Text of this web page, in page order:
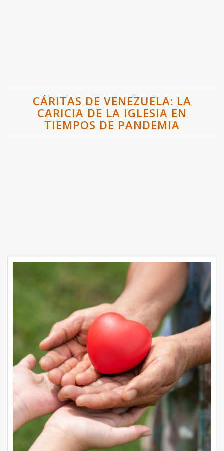
CÁRITAS DE VENEZUELA: LA
CARICIA DE LA IGLESIA EN
TIEMPOS DE PANDEMIA